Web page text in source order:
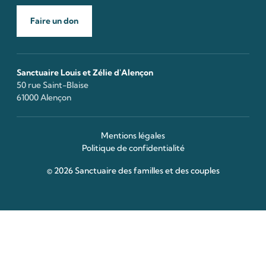
Sanctuaire Louis et Zélie d'Alençon
50 rue Saint-Blaise
61000 Alençon
Faire un don
© 2026 Sanctuaire des familles et des couples
Mentions légales
Politique de confidentialité